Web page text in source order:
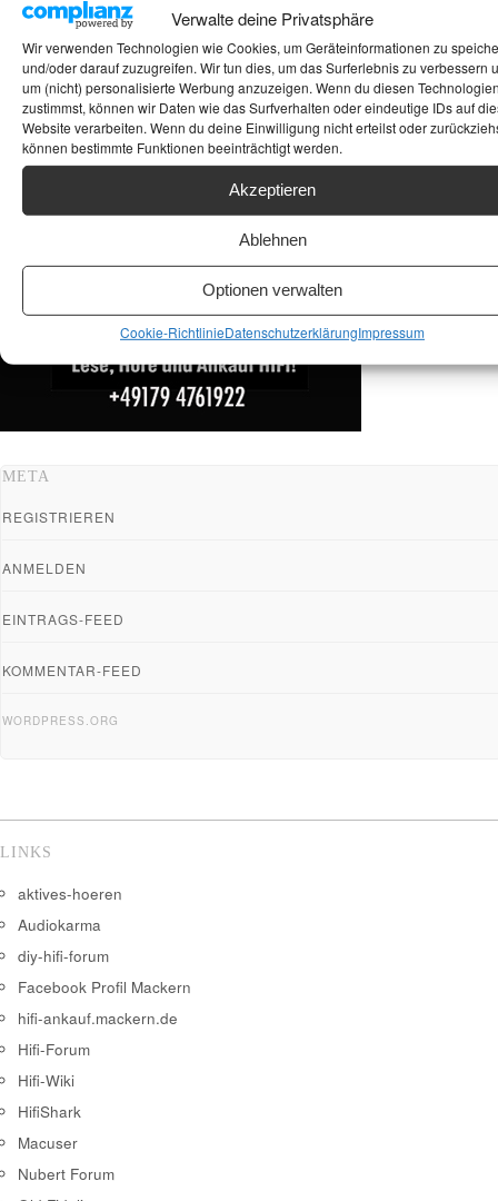
Verwalte deine Privatsphäre
Wir verwenden Technologien wie Cookies, um Geräteinformationen zu
und/oder darauf zuzugreifen. Wir tun dies, um das Surferlebnis zu verbessern
um (nicht) personalisierte Werbung anzuzeigen. Wenn du diesen
zustimmst, können wir Daten wie das Surfverhalten oder eindeutige IDs auf
Website verarbeiten. Wenn du deine Einwilligung nicht erteilst oder
können bestimmte Funktionen beeinträchtigt werden.
Akzeptieren
Ablehnen
Optionen verwalten
Cookie-RichtlinieDatenschutzerklärungImpressum
ANKAUF HIFI & HIGH GERÄTE: +491794761922
META
REGISTRIEREN
ANMELDEN
EINTRAGS-FEED
KOMMENTAR-FEED
WORDPRESS.ORG
LINKS
aktives-hoeren
Audiokarma
diy-hifi-forum
Facebook Profil Mackern
hifi-ankauf.mackern.de
Hifi-Forum
Hifi-Wiki
HifiShark
Macuser
Nubert Forum